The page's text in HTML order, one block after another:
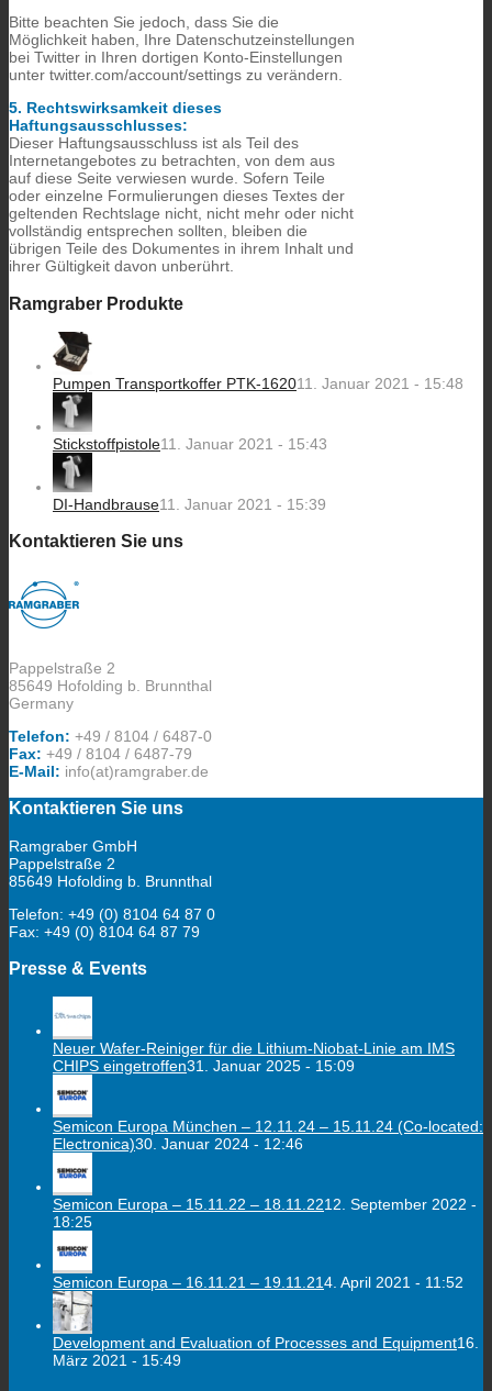
Bitte beachten Sie jedoch, dass Sie die
Möglichkeit haben, Ihre Datenschutzeinstellungen
bei Twitter in Ihren dortigen Konto-Einstellungen
unter twitter.com/account/settings zu verändern.
5. Rechtswirksamkeit dieses
Haftungsausschlusses:
Dieser Haftungsausschluss ist als Teil des
Internetangebotes zu betrachten, von dem aus
auf diese Seite verwiesen wurde. Sofern Teile
oder einzelne Formulierungen dieses Textes der
geltenden Rechtslage nicht, nicht mehr oder nicht
vollständig entsprechen sollten, bleiben die
übrigen Teile des Dokumentes in ihrem Inhalt und
ihrer Gültigkeit davon unberührt.
Ramgraber Produkte
Pumpen Transportkoffer PTK-162011. Januar 2021 - 15:48
Stickstoffpistole11. Januar 2021 - 15:43
DI-Handbrause11. Januar 2021 - 15:39
Kontaktieren Sie uns
Pappelstraße 2
85649 Hofolding b. Brunnthal
Germany
Telefon: +49 / 8104 / 6487-0
Fax: +49 / 8104 / 6487-79
E-Mail: info(at)ramgraber.de
Kontaktieren Sie uns
Ramgraber GmbH
Pappelstraße 2
85649 Hofolding b. Brunnthal
Telefon: +49 (0) 8104 64 87 0
Fax: +49 (0) 8104 64 87 79
Presse & Events
Neuer Wafer-Reiniger für die Lithium-Niobat-Linie am IMS
CHIPS eingetroffen31. Januar 2025 - 15:09
Semicon Europa München – 12.11.24 – 15.11.24 (Co-located:
Electronica)30. Januar 2024 - 12:46
Semicon Europa – 15.11.22 – 18.11.2212. September 2022 -
18:25
Semicon Europa – 16.11.21 – 19.11.214. April 2021 - 11:52
Development and Evaluation of Processes and Equipment16.
März 2021 - 15:49